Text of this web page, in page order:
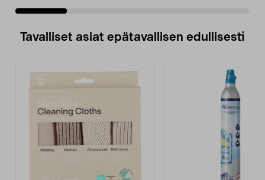
Tavalliset asiat epätavallisen edullisesti